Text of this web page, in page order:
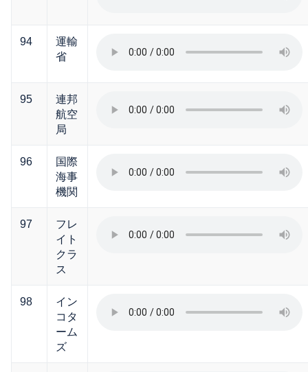
94
運輸
省
95
連邦
航空
局
96
国際
海事
機関
97
フレ
イト
クラ
ス
98
イン
コタ
ーム
ズ